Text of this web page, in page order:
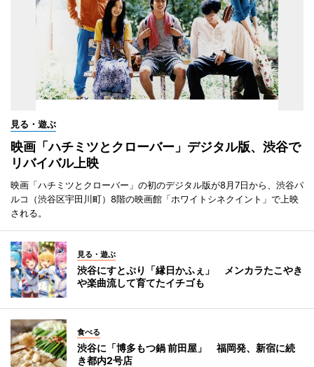
見る・遊ぶ
映画「ハチミツとクローバー」デジタル版、渋谷で
リバイバル上映
映画「ハチミツとクローバー」の初のデジタル版が8月7日から、渋谷パ
ルコ（渋谷区宇田川町）8階の映画館「ホワイトシネクイント」で上映
される。
見る・遊ぶ
渋谷にすとぷり「縁日かふぇ」 メンカラたこやき
や楽曲流して育てたイチゴも
食べる
渋谷に「博多もつ鍋 前田屋」 福岡発、新宿に続
き都内2号店